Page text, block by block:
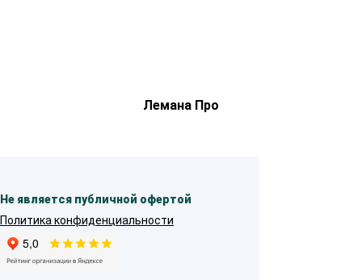
Лемана Про
Не является публичной офертой
Политика конфиденциальности